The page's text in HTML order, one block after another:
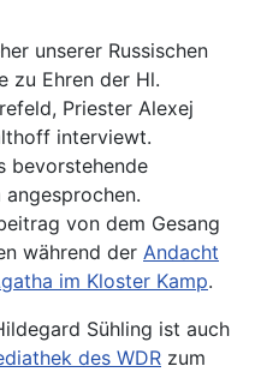
unserer Russischen
zu Ehren der Hl.
Priester Alexej
interviewt.
bevorstehende
von dem Gesang
während der Andacht
im Kloster Kamp.
Sühling ist auch
des WDR zum